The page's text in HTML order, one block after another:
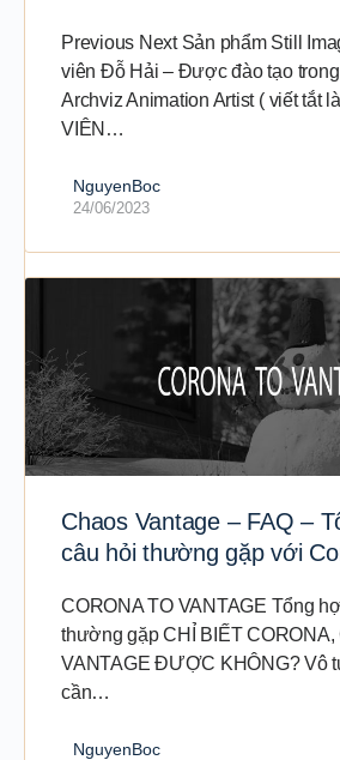
Previous Next Sản phẩm Still
viên Đỗ Hải – Được đào tạo
Archviz Animation Artist ( viết tắt
VIÊN…
NguyenBoc
24/06/2023
Chaos Vantage – FAQ –
câu hỏi thường gặp với
CORONA TO VANTAGE Tổng
thường gặp CHỈ BIẾT CORONA,
VANTAGE ĐƯỢC KHÔNG? Vô
cần…
NguyenBoc